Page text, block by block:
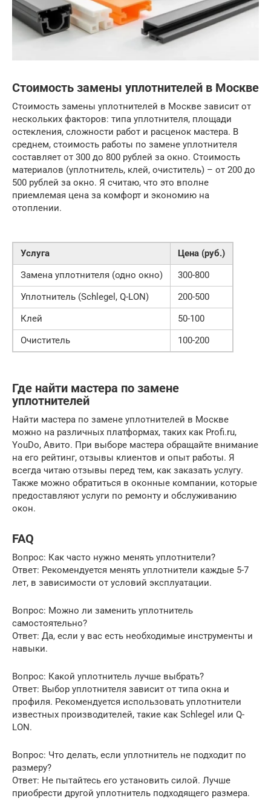
Стоимость замены уплотнителей в Москве
Стоимость замены уплотнителей в Москве зависит от
нескольких факторов: типа уплотнителя, площади
остекления, сложности работ и расценок мастера. В
среднем, стоимость работы по замене уплотнителя
составляет от 300 до 800 рублей за окно. Стоимость
материалов (уплотнитель, клей, очиститель) – от 200 до
500 рублей за окно. Я считаю, что это вполне
приемлемая цена за комфорт и экономию на
отоплении.
Услуга
Цена (руб.)
Замена уплотнителя (одно окно)
300-800
Уплотнитель (Schlegel, Q-LON)
200-500
Клей
50-100
Очиститель
100-200
Где найти мастера по замене
уплотнителей
Найти мастера по замене уплотнителей в Москве
можно на различных платформах, таких как Profi.ru,
YouDo, Авито. При выборе мастера обращайте внимание
на его рейтинг, отзывы клиентов и опыт работы. Я
всегда читаю отзывы перед тем, как заказать услугу.
Также можно обратиться в оконные компании, которые
предоставляют услуги по ремонту и обслуживанию
окон.
FAQ
Вопрос: Как часто нужно менять уплотнители?
Ответ: Рекомендуется менять уплотнители каждые 5-7
лет, в зависимости от условий эксплуатации.
Вопрос: Можно ли заменить уплотнитель
самостоятельно?
Ответ: Да, если у вас есть необходимые инструменты и
навыки.
Вопрос: Какой уплотнитель лучше выбрать?
Ответ: Выбор уплотнителя зависит от типа окна и
профиля. Рекомендуется использовать уплотнители
известных производителей, такие как Schlegel или Q-
LON.
Вопрос: Что делать, если уплотнитель не подходит по
размеру?
Ответ: Не пытайтесь его установить силой. Лучше
приобрести другой уплотнитель подходящего размера.